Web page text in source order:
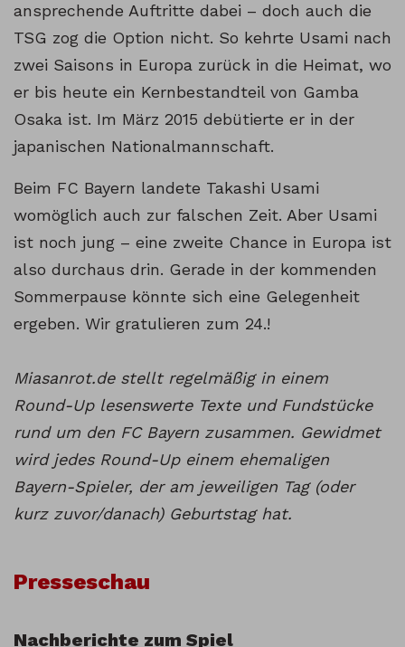
ansprechende Auftritte dabei – doch auch die
TSG zog die Option nicht. So kehrte Usami nach
zwei Saisons in Europa zurück in die Heimat, wo
er bis heute ein Kernbestandteil von Gamba
Osaka ist. Im März 2015 debütierte er in der
japanischen Nationalmannschaft.
Beim FC Bayern landete Takashi Usami
womöglich auch zur falschen Zeit. Aber Usami
ist noch jung – eine zweite Chance in Europa ist
also durchaus drin. Gerade in der kommenden
Sommerpause könnte sich eine Gelegenheit
ergeben. Wir gratulieren zum 24.!
Miasanrot.de stellt regelmäßig in einem
Round-Up lesenswerte Texte und Fundstücke
rund um den FC Bayern zusammen. Gewidmet
wird jedes Round-Up einem ehemaligen
Bayern-Spieler, der am jeweiligen Tag (oder
kurz zuvor/danach) Geburtstag hat.
Presseschau
Nachberichte zum Spiel